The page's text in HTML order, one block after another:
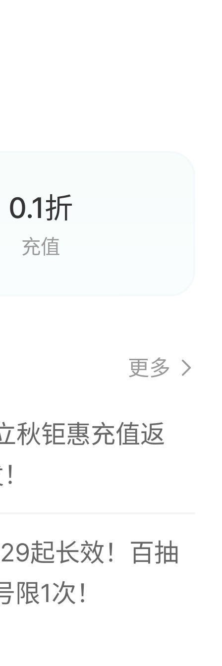
0.1折
充值
更多
秋钜惠充值返
起长效！百抽
1次！
有用
缺。